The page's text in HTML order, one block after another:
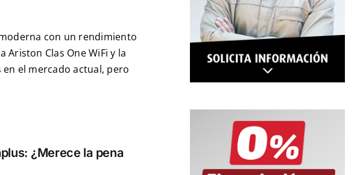
con un rendimiento
Clas One WiFi y la
el mercado actual, pero
¿Merece la pena